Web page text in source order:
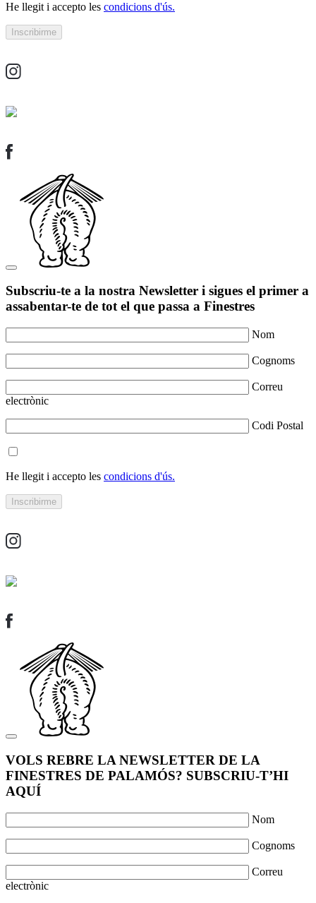
He llegit i accepto les condicions d'ús.
Subscriu-te a la nostra Newsletter i sigues el primer a
assabentar-te de tot el que passa a Finestres
Nom
Cognoms
Correu
electrònic
Codi Postal
He llegit i accepto les condicions d'ús.
VOLS REBRE LA NEWSLETTER DE LA
FINESTRES DE PALAMÓS? SUBSCRIU-T’HI
AQUÍ
Nom
Cognoms
Correu
electrònic